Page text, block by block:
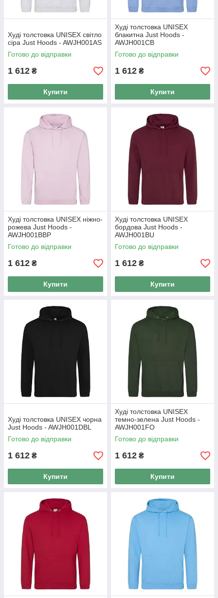
Худі толстовка UNISEX світло
сіра Just Hoods - AWJH001AS
Готово до відправки
1 612 ₴
Купити
Худі толстовка UNISEX
блакитна Just Hoods -
AWJH001CB
Готово до відправки
1 612 ₴
Купити
Худі толстовка UNISEX ніжно-
рожева Just Hoods -
AWJH001BBP
Готово до відправки
1 612 ₴
Купити
Худі толстовка UNISEX
бордова Just Hoods -
AWJH001BU
Готово до відправки
1 612 ₴
Купити
Худі толстовка UNISEX чорна
Just Hoods - AWJH001DBL
Готово до відправки
1 612 ₴
Купити
Худі толстовка UNISEX
темно-зелена Just Hoods -
AWJH001FO
Готово до відправки
1 612 ₴
Купити